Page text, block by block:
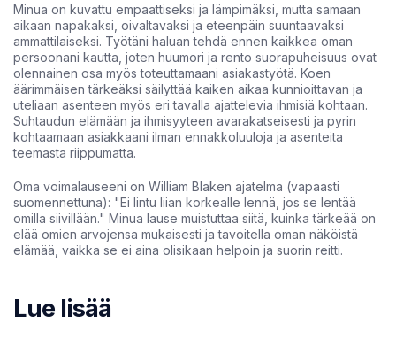
Minua on kuvattu empaattiseksi ja lämpimäksi, mutta samaan
aikaan napakaksi, oivaltavaksi ja eteenpäin suuntaavaksi
ammattilaiseksi. Työtäni haluan tehdä ennen kaikkea oman
persoonani kautta, joten huumori ja rento suorapuheisuus ovat
olennainen osa myös toteuttamaani asiakastyötä. Koen
äärimmäisen tärkeäksi säilyttää kaiken aikaa kunnioittavan ja
uteliaan asenteen myös eri tavalla ajattelevia ihmisiä kohtaan.
Suhtaudun elämään ja ihmisyyteen avarakatseisesti ja pyrin
kohtaamaan asiakkaani ilman ennakkoluuloja ja asenteita
teemasta riippumatta.
Oma voimalauseeni on William Blaken ajatelma (vapaasti
suomennettuna): "Ei lintu liian korkealle lennä, jos se lentää
omilla siivillään." Minua lause muistuttaa siitä, kuinka tärkeää on
elää omien arvojensa mukaisesti ja tavoitella oman näköistä
elämää, vaikka se ei aina olisikaan helpoin ja suorin reitti.
Lue lisää